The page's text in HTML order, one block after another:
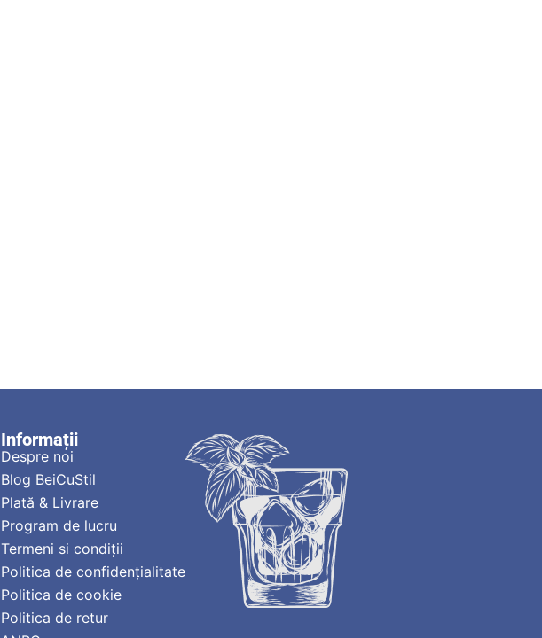
Informații
Despre noi
Blog BeiCuStil
Plată & Livrare
Program de lucru
Termeni si condiții
Politica de confidențialitate
Politica de cookie
Politica de retur